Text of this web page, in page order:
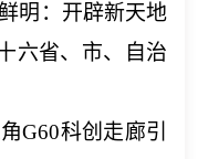
明：开辟新天地
六省、市、自治
G60科创走廊引